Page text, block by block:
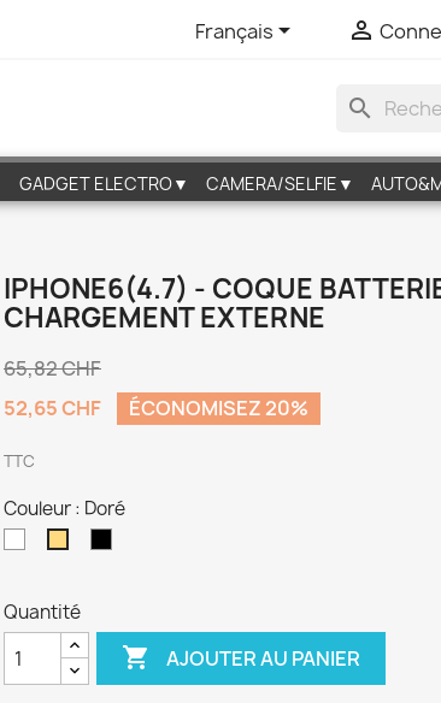
Français 
search
GADGET ELECTRO▼ CAMERA/SELFIE▼
IPHONE6(4.7) - COQUE
CHARGEMENT EXTERNE
65,82 CHF
52,65 CHF
ÉCONOMISEZ 20%
TTC
Couleur : Doré
Quantité
 AJOUTER AU PANIER